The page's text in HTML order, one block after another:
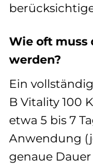
Wie oft muss
werden?
Ein
B Vitality 100
etwa 5 bis 7
Anwendung
genaue